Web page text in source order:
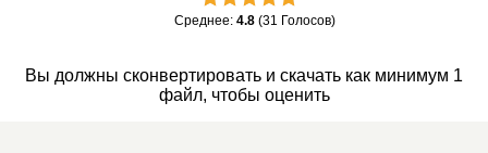
Среднее: 4.8 (31 Голосов)
Вы должны сконвертировать и скачать как минимум 1
файл, чтобы оценить